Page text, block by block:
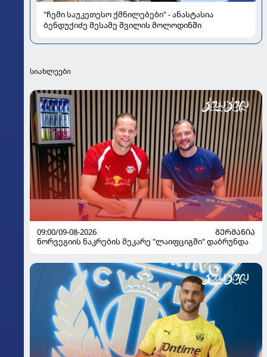
"ჩემი საუკეთესო ქმნილებები" - ანასტასია
ბენდუქიძე მესამე შვილის მოლოდინში
სიახლეები
09:00/09-08-2026
ᲒᲔᲠᲛᲐᲜᲘᲐ
ნორვეგიის ნაკრების მეკარე "ლაიფციგში" დაბრუნდა